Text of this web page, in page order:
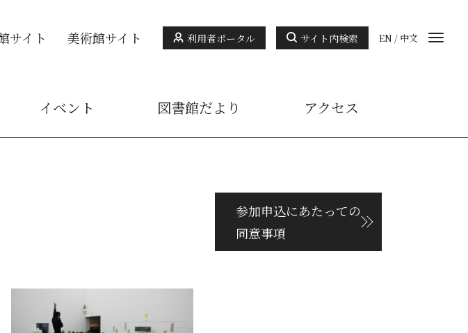
サイト 美術館サイト 利用者ポータル サイト内検索 EN / 中文
イベント 図書館だより アクセス
参加申込にあたっての
同意事項